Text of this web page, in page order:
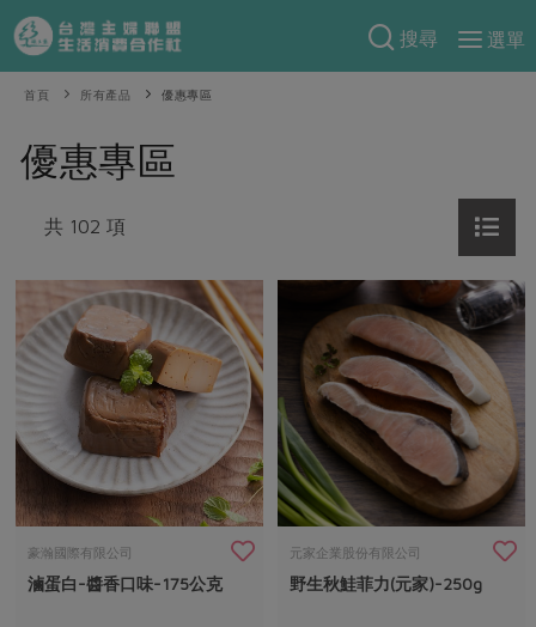
搜尋
選單
產品分類
當季蔬果
一籃菜
芽苗類
奶蛋豆・五穀
乳製品
米麵雜糧
肉品・水產
水畜加工品
食譜料理
肉食
海鮮
蔬食
蛋料理
料理方式
把最好的台灣味帶回家！
防災用品預購圓滿結束
2026年端午節預購圓滿結束
更多預購活動
當季產品
合作25-經典快閃最後一週
觀點文章
主婦食堂 一籃菜真心話
社內大小事 合作聯合國
產品故事 生活提案
樂齡生活 親子食育
廚房瑜伽
關於合作社
認識合作社
關於我們
合作社組織
員工與求才
重要公告
首頁 所有產品 優惠專區
優惠專區
共 102 項
豪瀚國際有限公司
滷蛋白-醬香口味-175公克
元家企業股份有限公司
野生秋鮭菲力(元家)-250g